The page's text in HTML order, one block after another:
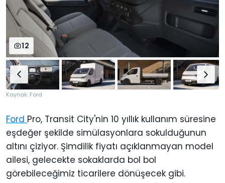
12
Kaynak: Ford
Ford Pro, Transit City'nin 10 yıllık kullanım süresine
eşdeğer şekilde simülasyonlara sokulduğunun
altını çiziyor. Şimdilik fiyatı açıklanmayan model
ailesi, gelecekte sokaklarda bol bol
görebileceğimiz ticarilere dönüşecek gibi.